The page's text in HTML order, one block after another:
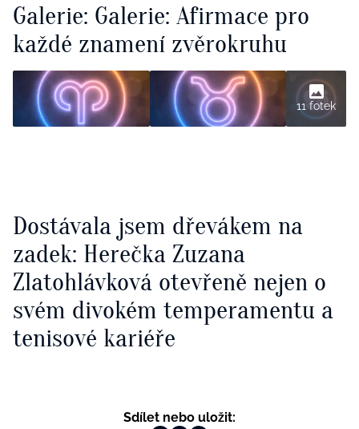
Galerie: Galerie: Afirmace pro
každé znamení zvěrokruhu
11 fotek
Dostávala jsem dřevákem na
zadek: Herečka Zuzana
Zlatohlávková otevřeně nejen o
svém divokém temperamentu a
tenisové kariéře
Sdílet nebo uložit: